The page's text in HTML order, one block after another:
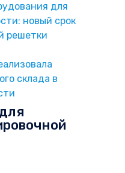
для
новый срок
решетки
склада в